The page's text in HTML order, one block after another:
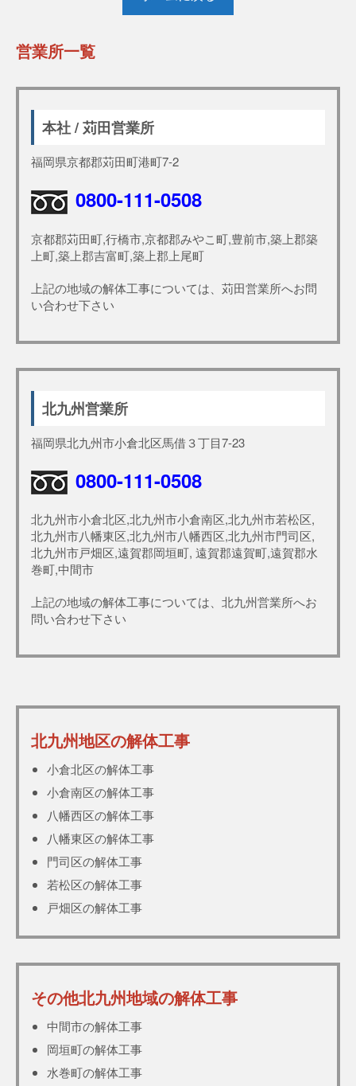
営業所一覧
本社 / 苅田営業所
福岡県京都郡苅田町港町7-2
0800-111-0508
京都郡苅田町,行橋市,京都郡みやこ町,豊前市,築上郡築
上町,築上郡吉富町,築上郡上尾町
上記の地域の解体工事については、苅田営業所へお問
い合わせ下さい
北九州営業所
福岡県北九州市小倉北区馬借３丁目7-23
0800-111-0508
北九州市小倉北区,北九州市小倉南区,北九州市若松区,
北九州市八幡東区,北九州市八幡西区,北九州市門司区,
北九州市戸畑区,遠賀郡岡垣町, 遠賀郡遠賀町,遠賀郡水
巻町,中間市
上記の地域の解体工事については、北九州営業所へお
問い合わせ下さい
北九州地区の解体工事
小倉北区の解体工事
小倉南区の解体工事
八幡西区の解体工事
八幡東区の解体工事
門司区の解体工事
若松区の解体工事
戸畑区の解体工事
その他北九州地域の解体工事
中間市の解体工事
岡垣町の解体工事
水巻町の解体工事